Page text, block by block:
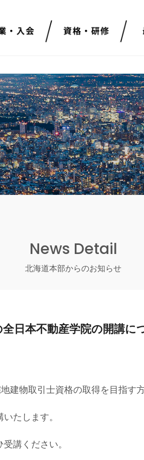
News Detail
北海道本部からのお知らせ
日本不動産学院の開講に
建物取引士資格の取得を目指す
たします。
講ください。